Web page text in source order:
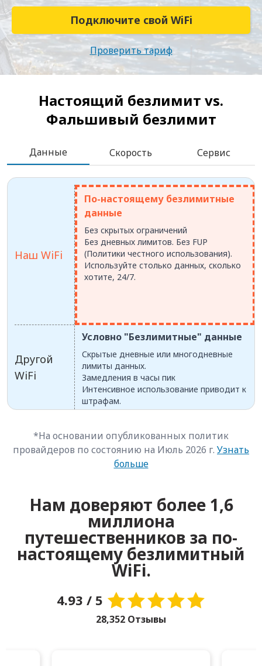
Подключите свой WiFi
Проверить тариф
Настоящий безлимит vs.
Фальшивый безлимит
Данные Скорость Сервис
Наш WiFi
Другой
WiFi
По-настоящему безлимитные
данные
Без скрытых ограничений
Без дневных лимитов. Без FUP
(Политики честного использования).
Используйте столько данных, сколько
хотите, 24/7.
Условно "Безлимитные" данные
Скрытые дневные или многодневные
лимиты данных.
Замедления в часы пик
Интенсивное использование приводит к
штрафам.
*На основании опубликованных политик
провайдеров по состоянию на Июль 2026 г. Узнать
больше
Нам доверяют более 1,6
миллиона
путешественников за по-
настоящему безлимитный
WiFi.
4.93 / 5
28,352 Отзывы